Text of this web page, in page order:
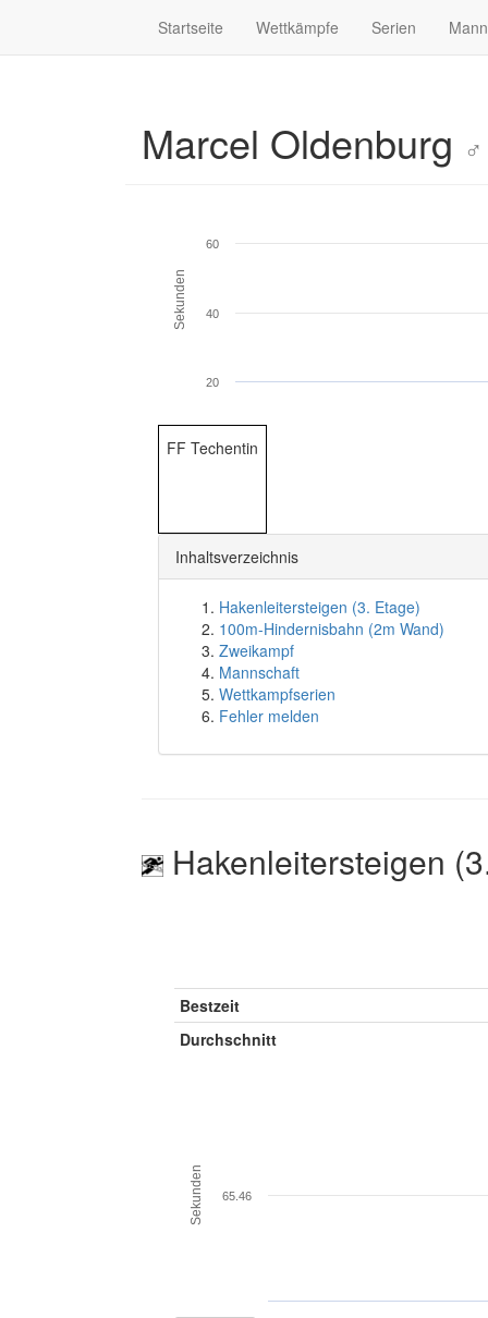
Startseite Wettkämpfe Serien
Marcel Oldenburg ♂
Sekunden
20
40
60
FF Techentin
Inhaltsverzeichnis
Hakenleitersteigen (3. Etage)
100m-Hindernisbahn (2m Wand)
Zweikampf
Mannschaft
Wettkampfserien
Fehler melden
Hakenleitersteigen
Bestzeit
Durchschnitt
Sekunden 65.46